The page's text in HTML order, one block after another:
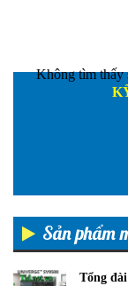
Sản phẩm
Tổng đài
Không tìm thấy